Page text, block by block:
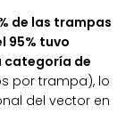
de las trampas
95% tuvo
categoría de
por trampa), lo
del vector en